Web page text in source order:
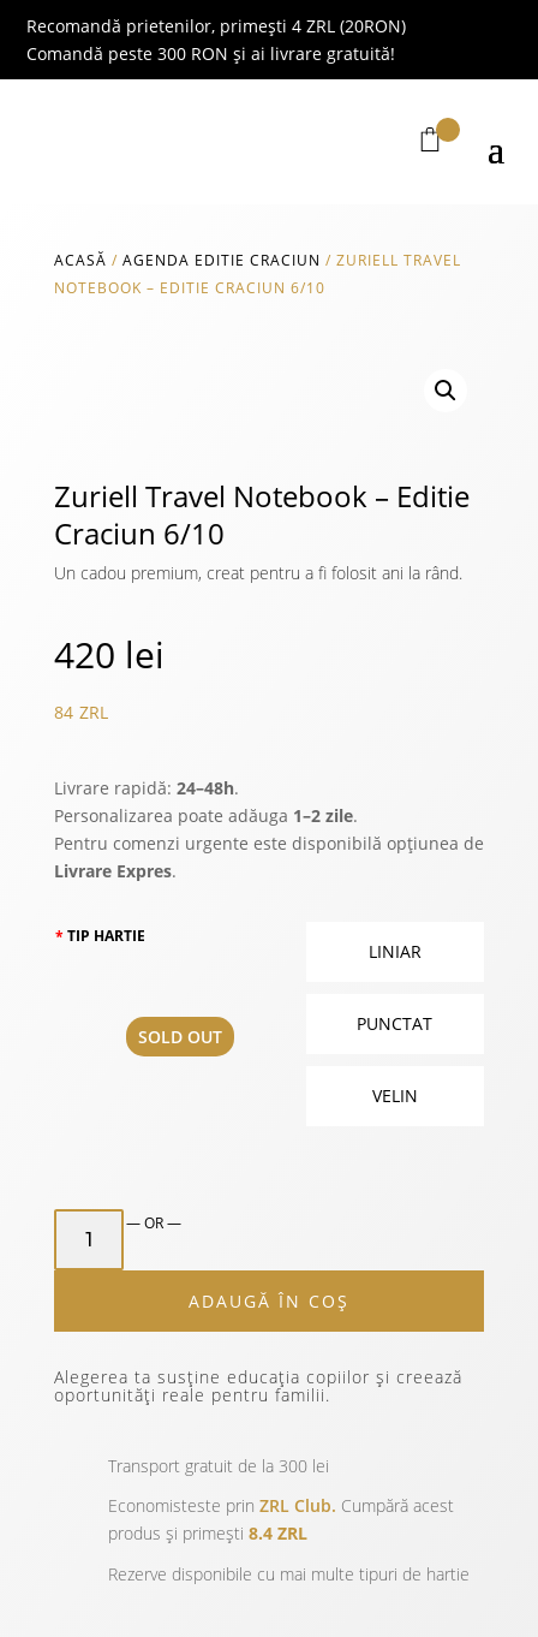
Recomandă prietenilor, primești 4 ZRL (20RON)
Comandă peste 300 RON și ai livrare gratuită!
ACASĂ / AGENDA EDITIE CRACIUN / ZURIELL TRAVEL
NOTEBOOK – EDITIE CRACIUN 6/10
Zuriell Travel Notebook – Editie
Craciun 6/10
Un cadou premium, creat pentru a fi folosit ani la rând.
420 lei
84 ZRL
Livrare rapidă: 24–48h.
Personalizarea poate adăuga 1–2 zile.
Pentru comenzi urgente este disponibilă opțiunea de
Livrare Expres.
SOLD OUT
TIP HARTIE
LINIAR
PUNCTAT
VELIN
CANTITATE
ZURIELL
TRAVEL
-
CRACIUN
— OR —
ADAUGĂ ÎN COȘ
Alegerea ta susține educația copiilor și creează
oportunități reale pentru familii.
Transport gratuit de la 300 lei
Economisteste prin ZRL Club. Cumpără acest
produs și primești 8.4 ZRL
Rezerve disponibile cu mai multe tipuri de hartie